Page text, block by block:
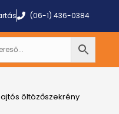
(06-1) 436-0384
öltözőszekrény